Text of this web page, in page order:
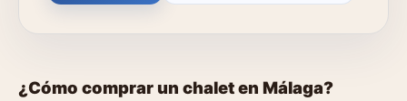
¿Cómo comprar un chalet en Málaga?